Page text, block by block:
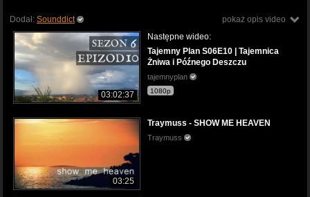
pokaż opis video
Dodał: Sounddict
03:02:37
Następne wideo:
Tajemny Plan S06E10 | Tajemnica
Żniwa i Późnego Deszczu
tajemnyplan
1080p
03:25
Traymuss - SHOW ME HEAVEN
Traymuss